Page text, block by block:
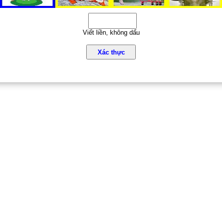
Viết liền, không dấu
Xác thực